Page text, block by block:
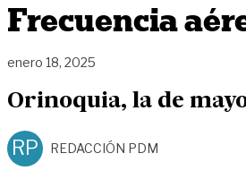
Frecuencia
enero 18, 2025
Orinoquia, la de
RP REDACCIÓN PDM